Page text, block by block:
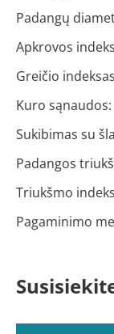
Padangų
Apkrovos
Greičio
Kuro sąnaudos:
Sukibimas su
Padangos
Triukšmo
Pagaminimo